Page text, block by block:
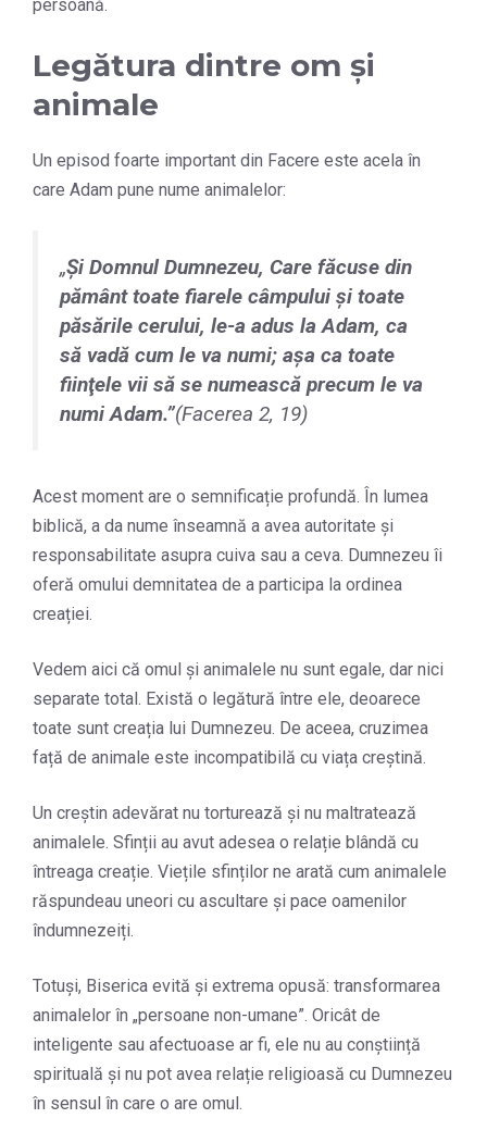
persoană.
Legătura dintre om și
animale
Un episod foarte important din Facere este acela în
care Adam pune nume animalelor:
„Şi Domnul Dumnezeu, Care făcuse din
pământ toate fiarele câmpului şi toate
păsările cerului, le-a adus la Adam, ca
să vadă cum le va numi; aşa ca toate
fiinţele vii să se numească precum le va
numi Adam.”(Facerea 2, 19)
Acest moment are o semnificație profundă. În lumea
biblică, a da nume înseamnă a avea autoritate și
responsabilitate asupra cuiva sau a ceva. Dumnezeu îi
oferă omului demnitatea de a participa la ordinea
creației.
Vedem aici că omul și animalele nu sunt egale, dar nici
separate total. Există o legătură între ele, deoarece
toate sunt creația lui Dumnezeu. De aceea, cruzimea
față de animale este incompatibilă cu viața creștină.
Un creștin adevărat nu torturează și nu maltratează
animalele. Sfinții au avut adesea o relație blândă cu
întreaga creație. Viețile sfinților ne arată cum animalele
răspundeau uneori cu ascultare și pace oamenilor
îndumnezeiți.
Totuși, Biserica evită și extrema opusă: transformarea
animalelor în „persoane non-umane”. Oricât de
inteligente sau afectuoase ar fi, ele nu au conștiință
spirituală și nu pot avea relație religioasă cu Dumnezeu
în sensul în care o are omul.